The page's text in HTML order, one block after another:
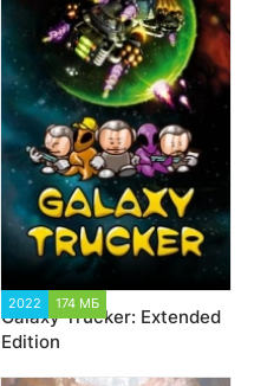
2022 174 МБ
Galaxy Trucker: Extended
Edition